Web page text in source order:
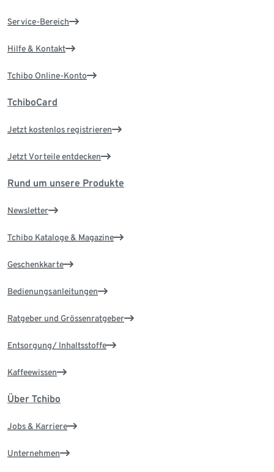
Service-Bereich
Hilfe & Kontakt
Tchibo Online-Konto
TchiboCard
Jetzt kostenlos registrieren
Jetzt Vorteile entdecken
Rund um unsere Produkte
Newsletter
Tchibo Kataloge & Magazine
Geschenkkarte
Bedienungsanleitungen
Ratgeber und Grössenratgeber
Entsorgung/ Inhaltsstoffe
Kaffeewissen
Über Tchibo
Jobs & Karriere
Unternehmen